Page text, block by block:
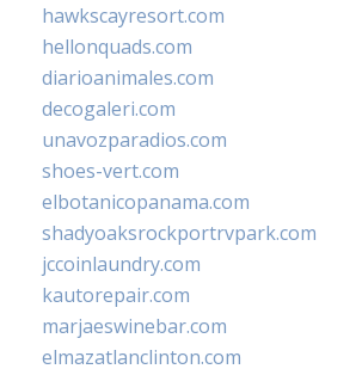
hawkscayresort.com
hellonquads.com
diarioanimales.com
decogaleri.com
unavozparadios.com
shoes-vert.com
elbotanicopanama.com
shadyoaksrockportrvpark.com
jccoinlaundry.com
kautorepair.com
marjaeswinebar.com
elmazatlanclinton.com